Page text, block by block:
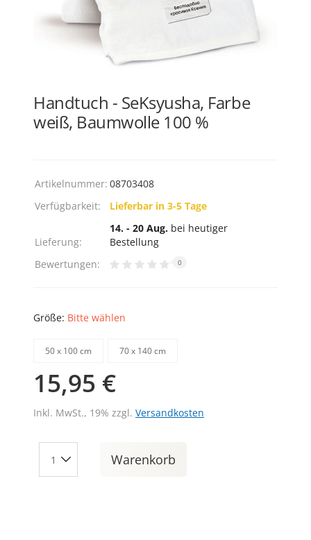
Handtuch - SeKsyusha, Farbe
weiß, Baumwolle 100 %
Artikelnummer: 08703408
Verfügbarkeit:
Lieferbar in 3-5 Tage
Lieferung:
14. - 20 Aug. bei heutiger
Bestellung
Bewertungen:
0
Größe: Bitte wählen
50 х 100 cm 70 х 140 cm
15,95 €
Inkl. MwSt., 19% zzgl. Versandkosten
Warenkorb